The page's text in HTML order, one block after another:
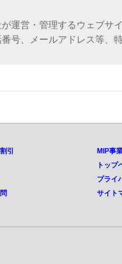
運営・管理するウェブサ
号、メールアドレス等、
囲は以下の通りです。
ご同意いただいた目的での
要求は除きます。）
引
MIP事
トップ
プライ
サイト